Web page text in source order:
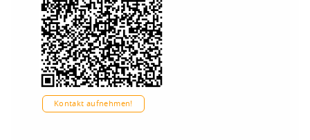
Kontakt aufnehmen!